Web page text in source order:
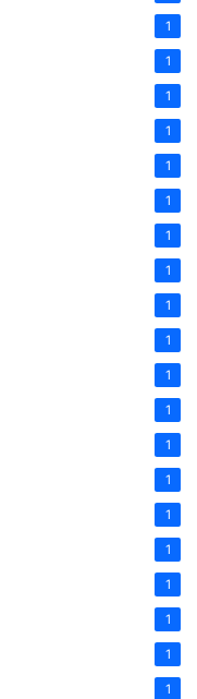
1
1
1
1
1
1
1
1
1
1
1
1
1
1
1
1
1
1
1
1